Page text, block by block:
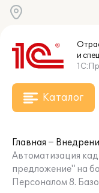
и
Каталог
Главная
Автоматизация
предложение" на
Персоналом 8.